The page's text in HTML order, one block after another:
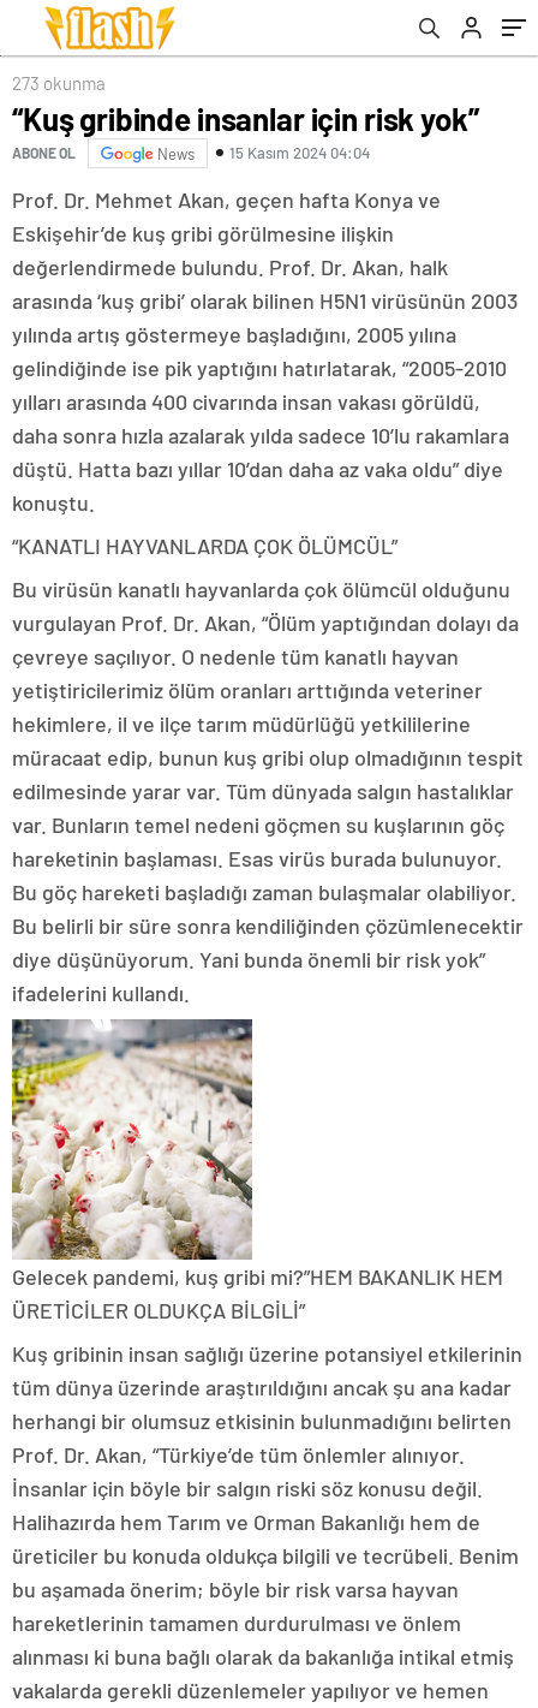
273 okunma
“Kuş gribinde insanlar için risk yok”
ABONE OL News 15 Kasım 2024 04:04
Prof. Dr. Mehmet Akan, geçen hafta Konya ve
Eskişehir’de kuş gribi görülmesine ilişkin
değerlendirmede bulundu. Prof. Dr. Akan, halk
arasında ‘kuş gribi’ olarak bilinen H5N1 virüsünün 2003
yılında artış göstermeye başladığını, 2005 yılına
gelindiğinde ise pik yaptığını hatırlatarak, “2005-2010
yılları arasında 400 civarında insan vakası görüldü,
daha sonra hızla azalarak yılda sadece 10’lu rakamlara
düştü. Hatta bazı yıllar 10’dan daha az vaka oldu” diye
konuştu.
“KANATLI HAYVANLARDA ÇOK ÖLÜMCÜL”
Bu virüsün kanatlı hayvanlarda çok ölümcül olduğunu
vurgulayan Prof. Dr. Akan, “Ölüm yaptığından dolayı da
çevreye saçılıyor. O nedenle tüm kanatlı hayvan
yetiştiricilerimiz ölüm oranları arttığında veteriner
hekimlere, il ve ilçe tarım müdürlüğü yetkililerine
müracaat edip, bunun kuş gribi olup olmadığının tespit
edilmesinde yarar var. Tüm dünyada salgın hastalıklar
var. Bunların temel nedeni göçmen su kuşlarının göç
hareketinin başlaması. Esas virüs burada bulunuyor.
Bu göç hareketi başladığı zaman bulaşmalar olabiliyor.
Bu belirli bir süre sonra kendiliğinden çözümlenecektir
diye düşünüyorum. Yani bunda önemli bir risk yok”
ifadelerini kullandı.
Gelecek pandemi, kuş gribi mi?”HEM BAKANLIK HEM
ÜRETİCİLER OLDUKÇA BİLGİLİ”
Kuş gribinin insan sağlığı üzerine potansiyel etkilerinin
tüm dünya üzerinde araştırıldığını ancak şu ana kadar
herhangi bir olumsuz etkisinin bulunmadığını belirten
Prof. Dr. Akan, “Türkiye’de tüm önlemler alınıyor.
İnsanlar için böyle bir salgın riski söz konusu değil.
Halihazırda hem Tarım ve Orman Bakanlığı hem de
üreticiler bu konuda oldukça bilgili ve tecrübeli. Benim
bu aşamada önerim; böyle bir risk varsa hayvan
hareketlerinin tamamen durdurulması ve önlem
alınması ki buna bağlı olarak da bakanlığa intikal etmiş
vakalarda gerekli düzenlemeler yapılıyor ve hemen